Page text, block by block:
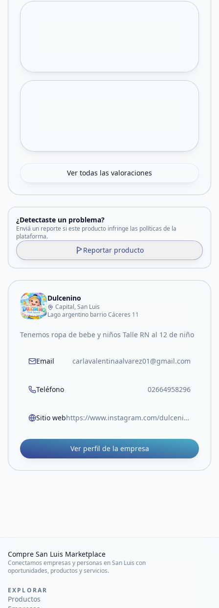
Ver todas las valoraciones
¿Detectaste un problema?
Enviá un reporte si este producto infringe las políticas de la
plataforma.
Reportar producto
Dulcenino
Capital, San Luis
Lago argentino barrio Cáceres 11
Tenemos ropa de bebe y niños Talle RN al 12 de niño
Email carlavalentinaalvarez01@gmail.com
Teléfono 02664958296
Sitio web https://www.instagram.com/dulceninomodainfantil?igsh=MWN3OXZtN2liM3Bqag==
Ver perfil de la empresa
Compre San Luis Marketplace
Conectamos empresas y personas en San Luis con
oportunidades, productos y servicios.
EXPLORAR
Productos